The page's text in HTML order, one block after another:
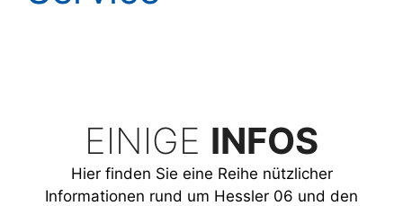
EINIGE INFOS
Hier finden Sie eine Reihe nützlicher
Informationen rund um Hessler 06 und den